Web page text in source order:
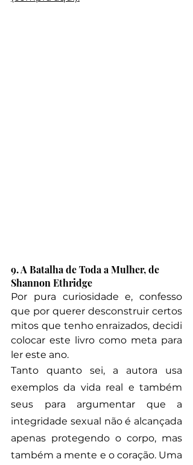
9. A Batalha de Toda a Mulher, de
Shannon Ethridge
Por pura curiosidade e, confesso
que por querer desconstruir certos
mitos que tenho enraizados, decidi
colocar este livro como meta para
ler este ano.
Tanto quanto sei, a autora usa
exemplos da vida real e também
seus para argumentar que a
integridade sexual não é alcançada
apenas protegendo o corpo, mas
também a mente e o coração. Uma